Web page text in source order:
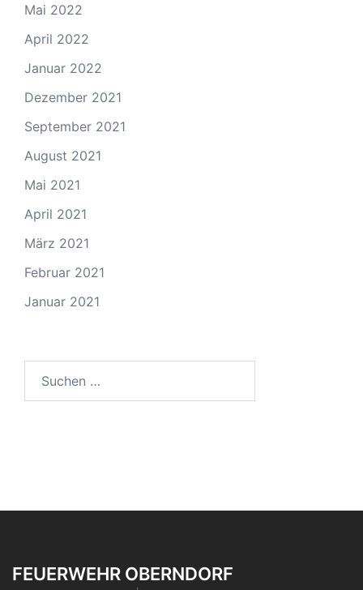
Mai 2022
April 2022
Januar 2022
Dezember 2021
September 2021
August 2021
Mai 2021
April 2021
März 2021
Februar 2021
Januar 2021
FEUERWEHR OBERNDORF